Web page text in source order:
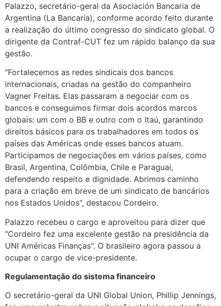
Palazzo, secretário-geral da Asociación Bancaria de
Argentina (La Bancaria), conforme acordo feito durante
a realização do último congresso do sindicato global. O
dirigente da Contraf-CUT fez um rápido balanço da sua
gestão.
"Fortalecemos as redes sindicais dos bancos
internacionais, criadas na gestão do companheiro
Vagner Freitas. Elas passaram a negociar com os
bancos e conseguimos firmar dois acordos marcos
globais: um com o BB e outro com o Itaú, garantindo
direitos básicos para os trabalhadores em todos os
países das Américas onde esses bancos atuam.
Participamos de negociações em vários países, como
Brasil, Argentina, Colômbia, Chile e Paraguai,
defendendo respeito e dignidade. Abrimos caminho
para a criação em breve de um sindicato de bancários
nos Estados Unidos", destacou Cordeiro.
Palazzo recebeu o cargo e aproveitou para dizer que
"Cordeiro fez uma excelente gestão na presidência da
UNI Américas Finanças". O brasileiro agora passou a
ocupar o cargo de vice-presidente.
Regulamentação do sistema financeiro
O secretário-geral da UNI Global Union, Phillip Jennings,